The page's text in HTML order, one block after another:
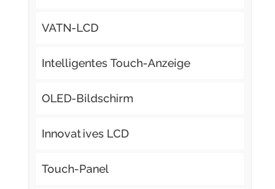
VATN-LCD
Intelligentes Touch-Anzeige
OLED-Bildschirm
Innovatives LCD
Touch-Panel